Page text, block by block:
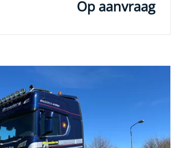
Op aanvraag